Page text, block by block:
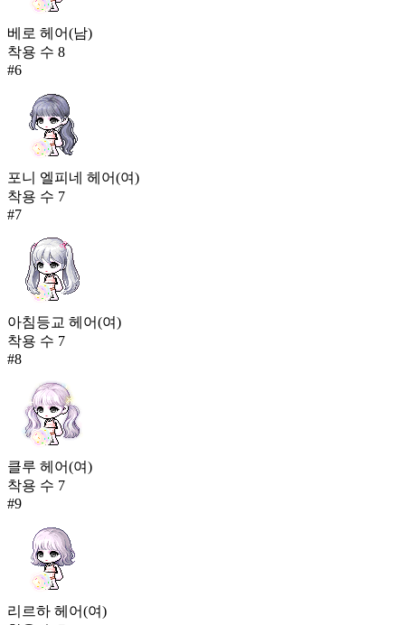
베로 헤어(남)
착용 수 8
#6
포니 엘피네 헤어(여)
착용 수 7
#7
아침등교 헤어(여)
착용 수 7
#8
클루 헤어(여)
착용 수 7
#9
리르하 헤어(여)